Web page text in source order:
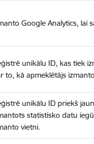
Google Analytics, lai
unikālu ID, kas tiek
to, kā apmeklētājs
unikālu ID priekš
statistisko datu
vietni.